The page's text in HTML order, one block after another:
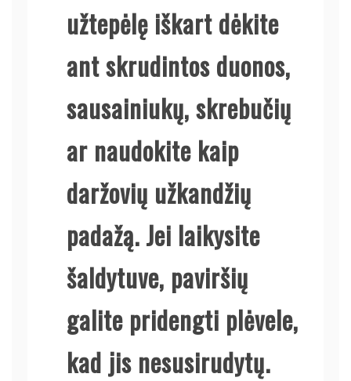
užtepėlę iškart dėkite
ant skrudintos duonos,
sausainiukų, skrebučių
ar naudokite kaip
daržovių užkandžių
padažą. Jei laikysite
šaldytuve, paviršių
galite pridengti plėvele,
kad jis nesusirudytų.